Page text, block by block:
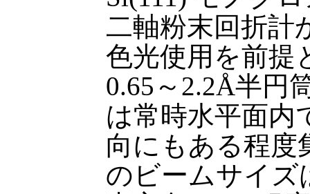
二軸粉末回折計
色光使用を前提
0.65～2.2Å半円
は常時水平面内
向にもある程度
のビームサイズ